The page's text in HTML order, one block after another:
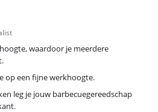
waardoor je meerdere
op een fijne werkhoogte.
leg je jouw barbecuegereedschap